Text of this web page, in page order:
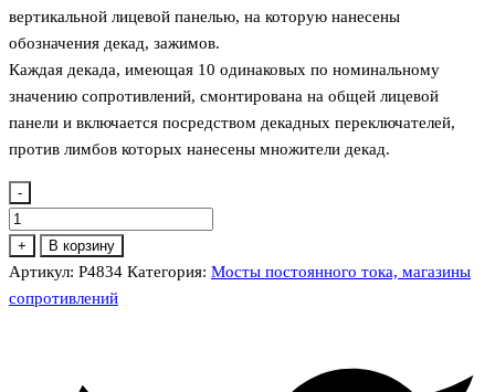
вертикальной лицевой панелью, на которую нанесены
обозначения декад, зажимов.
Каждая декада, имеющая 10 одинаковых по номинальному
значению сопротивлений, смонтирована на общей лице­вой
панели и включается посредством декадных переключа­телей,
против лимбов которых нанесены множители декад.
-
Количество
товара
Р4834
Магазин
+ В корзину
Артикул: Р4834 Категория: Мосты постоянного тока, магазины
сопротивлений